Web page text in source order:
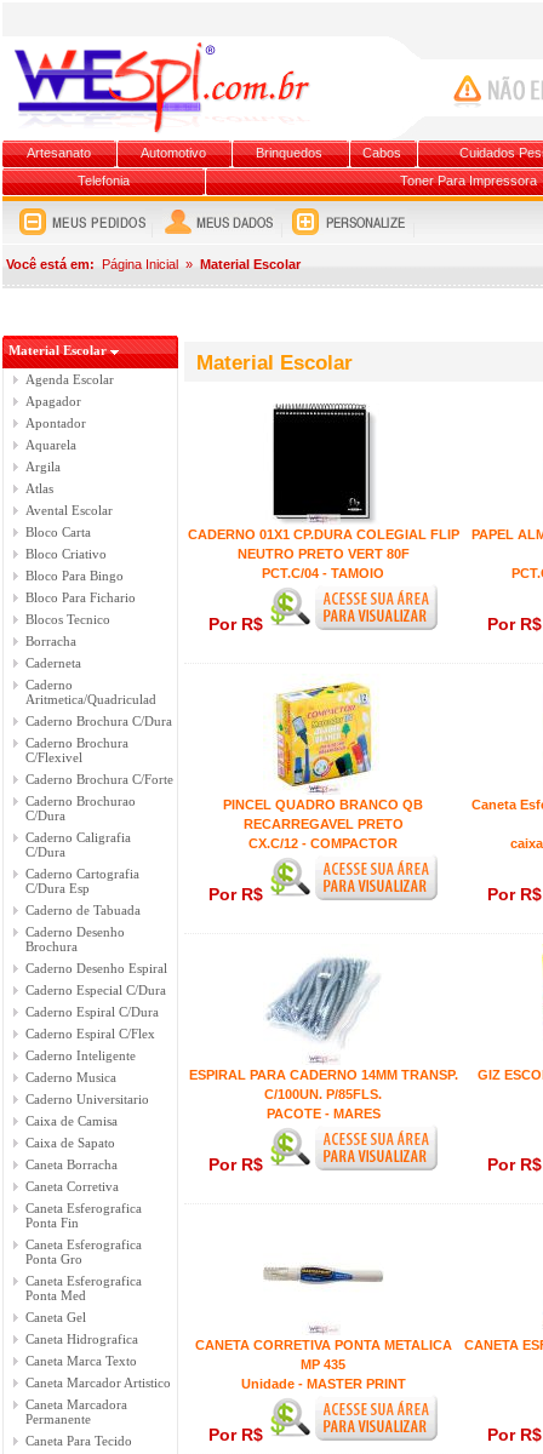
Artesanato Automotivo Brinquedos Cabos
Cuidados
Telefonia
Toner Para Impressora
Você está em: Página Inicial » Material Escolar
Material Escolar
Agenda Escolar
Apagador
Apontador
Aquarela
Argila
Atlas
Avental Escolar
Bloco Carta
Bloco Criativo
Bloco Para Bingo
Bloco Para Fichario
Blocos Tecnico
Borracha
Caderneta
Caderno
Aritmetica/Quadriculad
Caderno Brochura C/Dura
Caderno Brochura
C/Flexivel
Caderno Brochura C/Forte
Caderno Brochurao
C/Dura
Caderno Caligrafia
C/Dura
Caderno Cartografia
C/Dura Esp
Caderno de Tabuada
Caderno Desenho
Brochura
Caderno Desenho Espiral
Caderno Especial C/Dura
Caderno Espiral C/Dura
Caderno Espiral C/Flex
Caderno Inteligente
Caderno Musica
Caderno Universitario
Caixa de Camisa
Caixa de Sapato
Caneta Borracha
Caneta Corretiva
Caneta Esferografica
Ponta Fin
Caneta Esferografica
Ponta Gro
Caneta Esferografica
Ponta Med
Caneta Gel
Caneta Hidrografica
Caneta Marca Texto
Caneta Marcador Artistico
Caneta Marcadora
Permanente
Caneta Para Tecido
Material Escolar
CADERNO 01X1 CP.DURA COLEGIAL FLIP
NEUTRO PRETO VERT 80F
PCT.C/04 - TAMOIO
Por R$
PAPEL
Por
PINCEL QUADRO BRANCO QB
RECARREGAVEL PRETO
CX.C/12 - COMPACTOR
Por R$
Caneta
Por
ESPIRAL PARA CADERNO 14MM TRANSP.
C/100UN. P/85FLS.
PACOTE - MARES
Por R$
GIZ
Por
CANETA CORRETIVA PONTA METALICA
MP 435
Unidade - MASTER PRINT
Por R$
CANETA
Por